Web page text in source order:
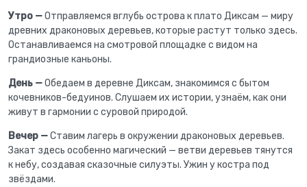
Утро —Отправляемся вглубь острова к плато Диксам — миру
древних драконовых деревьев, которые растут только здесь.
Останавливаемся на смотровой площадке с видом на
грандиозные каньоны.
День —Обедаем в деревне Диксам, знакомимся с бытом
кочевников-бедуинов. Слушаем их истории, узнаём, как они
живут в гармонии с суровой природой.
Вечер —Ставим лагерь в окружении драконовых деревьев.
Закат здесь особенно магический — ветви деревьев тянутся
к небу, создавая сказочные силуэты. Ужин у костра под
звёздами.